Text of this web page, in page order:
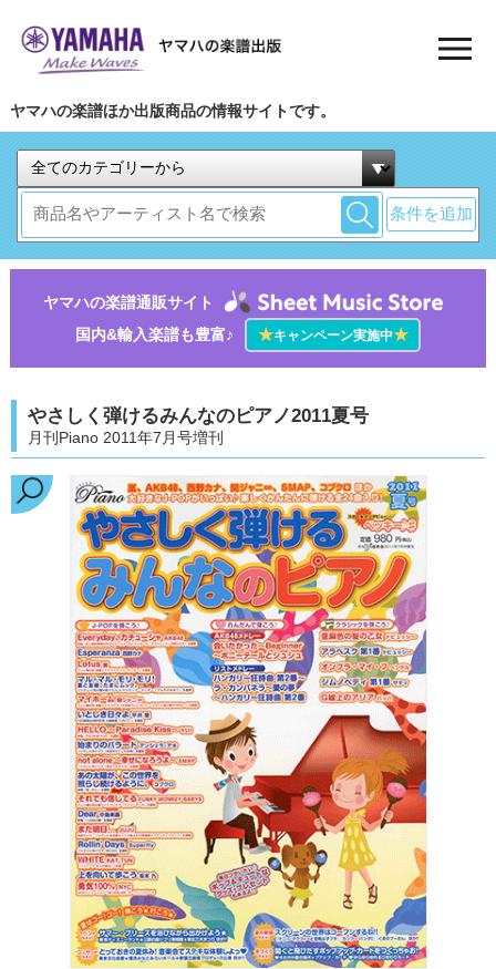
ヤマハの楽譜ほか出版商品の情報サイトです。
条件を追加
ヤマハの楽譜通販サイト
国内&輸入楽譜も豊富♪
★キャンペーン実施中★
やさしく弾けるみんなのピアノ2011夏号
月刊Piano 2011年7月号増刊